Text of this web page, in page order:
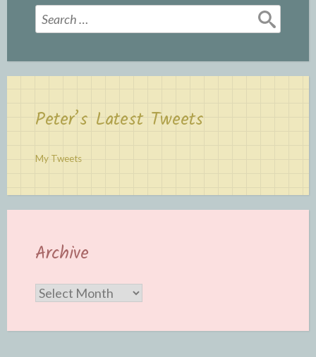
Search
for:
Peter’s Latest Tweets
My Tweets
Archive
Archive